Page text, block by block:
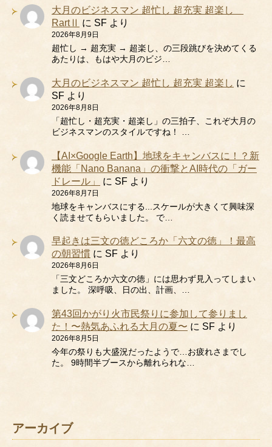
大月のビジネスマン 超忙し 超充実 超楽し
RartⅡ に SF より
2026年8月9日
超忙し → 超充実 → 超楽し、の三段跳びを決めてくる
あたりは、もはや大月のビジ…
大月のビジネスマン 超忙し 超充実 超楽し に
SF より
2026年8月8日
「超忙し・超充実・超楽し」の三拍子、これぞ大月の
ビジネスマンのスタイルですね！ …
【AI×Google Earth】地球をキャンバスに！？新
機能「Nano Banana」の衝撃とAI時代の「ガー
ドレール」
に SF より
2026年8月7日
地球をキャンバスにする...スケールが大きくて興味深
く読ませてもらいました。 で…
早起きは三文の徳どころか「六文の徳」！最高
の朝習慣 に SF より
2026年8月6日
「三文どころか六文の徳」には思わず見入ってしまい
ました。 深呼吸、日の出、計画、…
第43回かがり火市民祭りに参加して参りまし
た！〜熱気あふれる大月の夏〜 に SF より
2026年8月5日
今年の祭りも大盛況だったようで…お疲れさまでし
た。 9時間半ブースから離れられな…
アーカイブ